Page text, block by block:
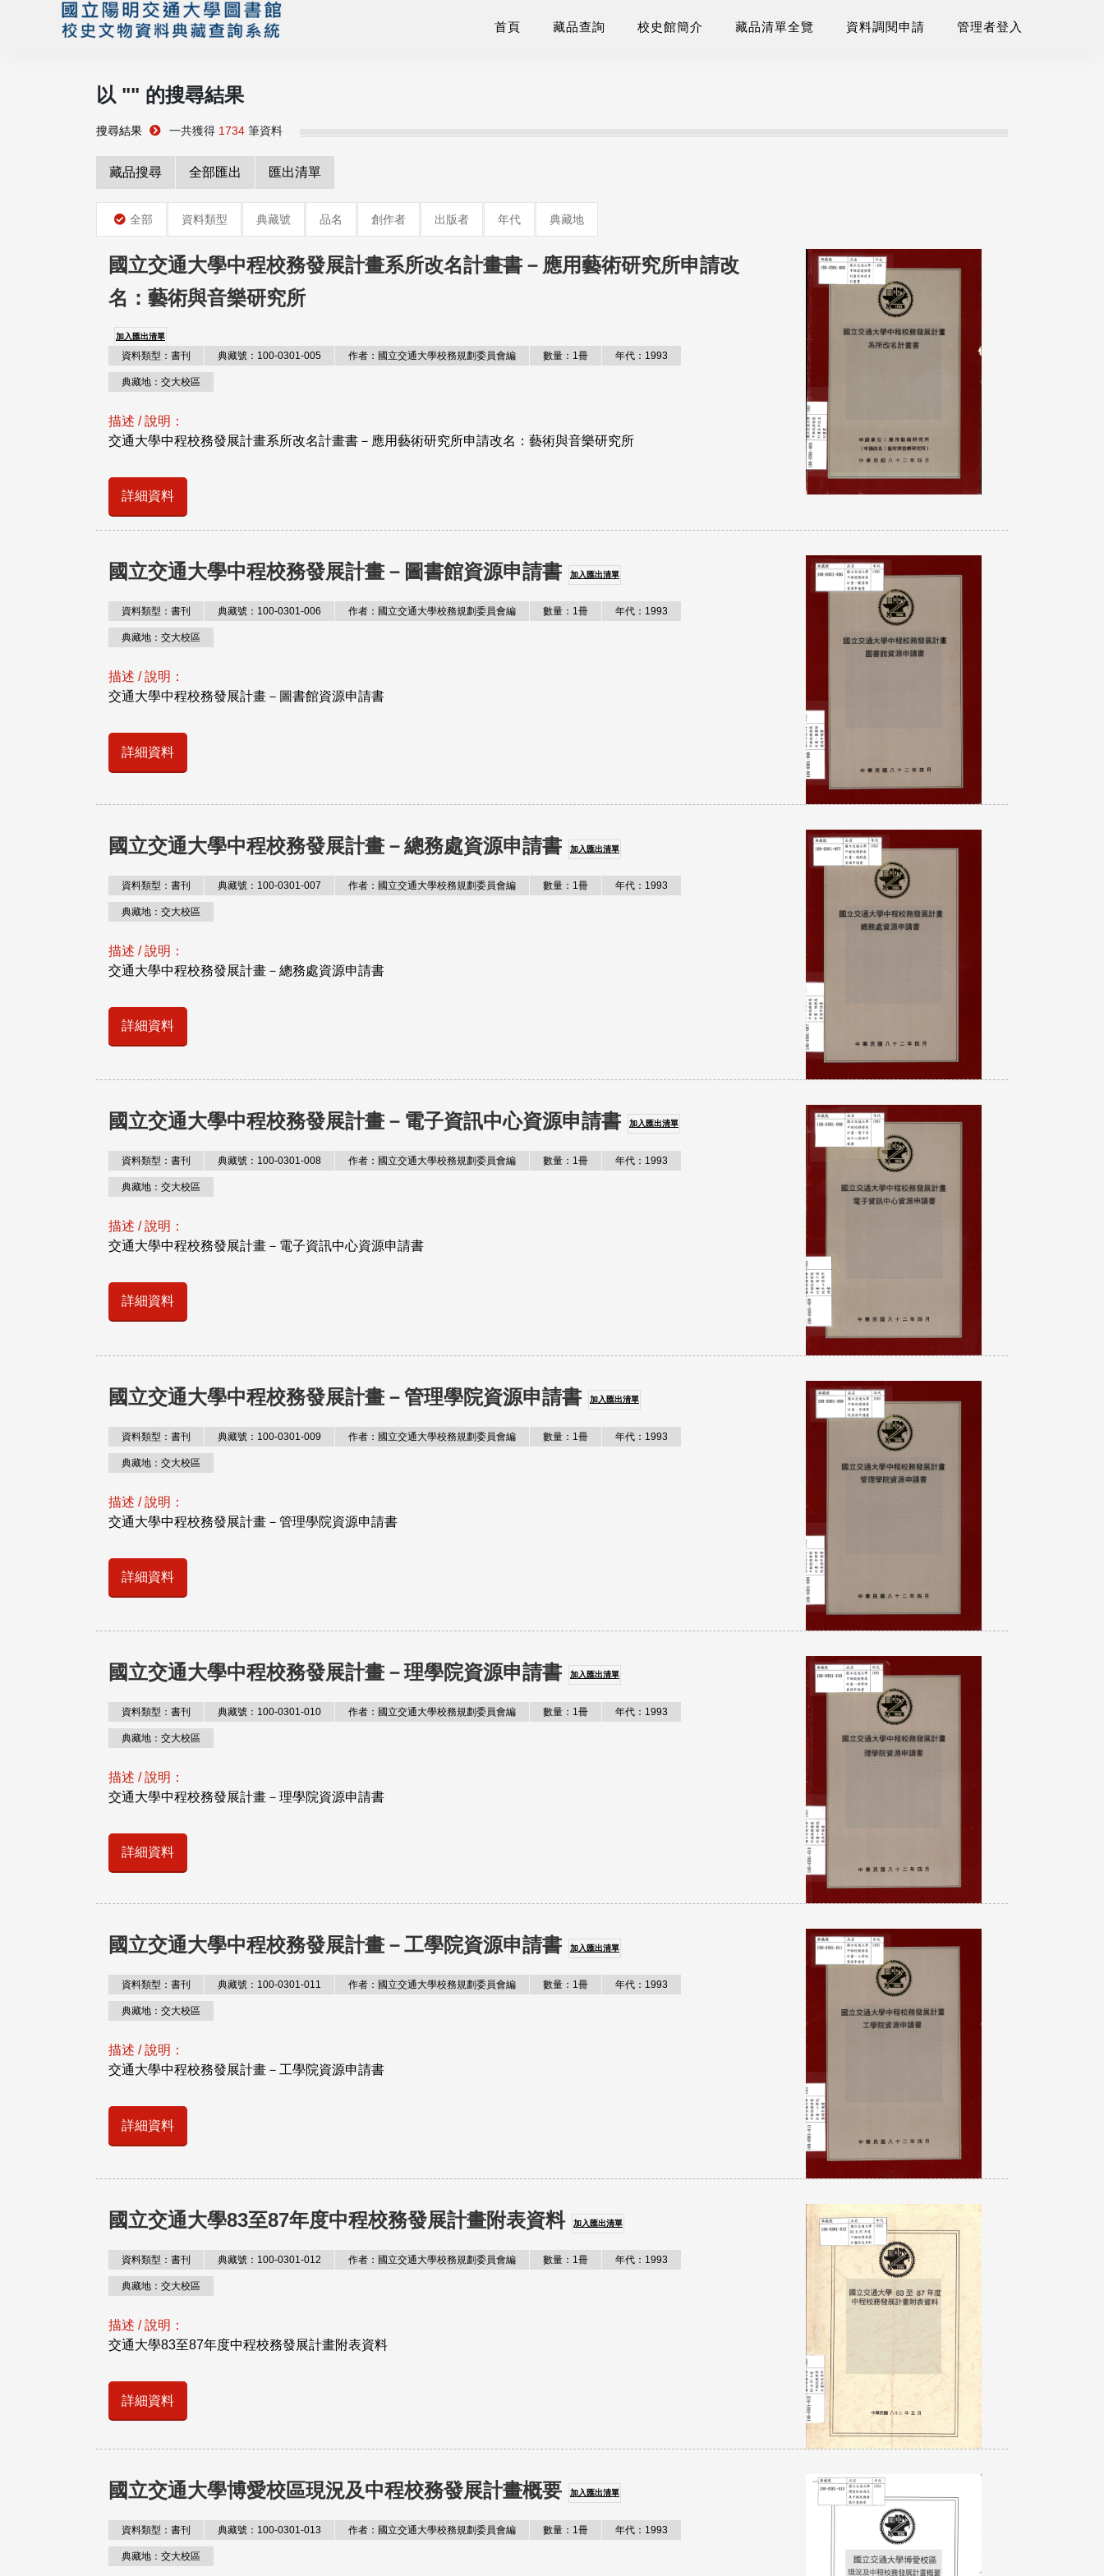
首頁 藏品查詢 校史館簡介 藏品清單全覽 資料調閱申請 管理者登入
以 "" 的搜尋結果
搜尋結果 一共獲得 1734 筆資料
藏品搜尋 全部匯出 匯出清單
全部 資料類型 典藏號 品名 創作者 出版者 年代 典藏地
國立交通大學中程校務發展計畫系所改名計畫書－應用藝術研究所申請改
名：藝術與音樂研究所
加入匯出清單
資料類型：書刊 典藏號：100-0301-005 作者：國立交通大學校務規劃委員會編 數量：1冊 年代：1993
典藏地：交大校區
描述 / 說明：
交通大學中程校務發展計畫系所改名計畫書－應用藝術研究所申請改名：藝術與音樂研究所
詳細資料
國立交通大學中程校務發展計畫－圖書館資源申請書 加入匯出清單
資料類型：書刊 典藏號：100-0301-006 作者：國立交通大學校務規劃委員會編 數量：1冊 年代：1993
典藏地：交大校區
描述 / 說明：
交通大學中程校務發展計畫－圖書館資源申請書
詳細資料
國立交通大學中程校務發展計畫－總務處資源申請書 加入匯出清單
資料類型：書刊 典藏號：100-0301-007 作者：國立交通大學校務規劃委員會編 數量：1冊 年代：1993
典藏地：交大校區
描述 / 說明：
交通大學中程校務發展計畫－總務處資源申請書
詳細資料
國立交通大學中程校務發展計畫－電子資訊中心資源申請書 加入匯出清單
資料類型：書刊 典藏號：100-0301-008 作者：國立交通大學校務規劃委員會編 數量：1冊 年代：1993
典藏地：交大校區
描述 / 說明：
交通大學中程校務發展計畫－電子資訊中心資源申請書
詳細資料
國立交通大學中程校務發展計畫－管理學院資源申請書 加入匯出清單
資料類型：書刊 典藏號：100-0301-009 作者：國立交通大學校務規劃委員會編 數量：1冊 年代：1993
典藏地：交大校區
描述 / 說明：
交通大學中程校務發展計畫－管理學院資源申請書
詳細資料
國立交通大學中程校務發展計畫－理學院資源申請書 加入匯出清單
資料類型：書刊 典藏號：100-0301-010 作者：國立交通大學校務規劃委員會編 數量：1冊 年代：1993
典藏地：交大校區
描述 / 說明：
交通大學中程校務發展計畫－理學院資源申請書
詳細資料
國立交通大學中程校務發展計畫－工學院資源申請書 加入匯出清單
資料類型：書刊 典藏號：100-0301-011 作者：國立交通大學校務規劃委員會編 數量：1冊 年代：1993
典藏地：交大校區
描述 / 說明：
交通大學中程校務發展計畫－工學院資源申請書
詳細資料
國立交通大學83至87年度中程校務發展計畫附表資料 加入匯出清單
資料類型：書刊 典藏號：100-0301-012 作者：國立交通大學校務規劃委員會編 數量：1冊 年代：1993
典藏地：交大校區
描述 / 說明：
交通大學83至87年度中程校務發展計畫附表資料
詳細資料
國立交通大學博愛校區現況及中程校務發展計畫概要 加入匯出清單
資料類型：書刊 典藏號：100-0301-013 作者：國立交通大學校務規劃委員會編 數量：1冊 年代：1993
典藏地：交大校區